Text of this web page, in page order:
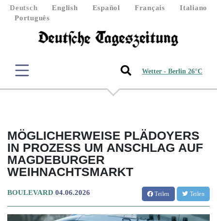
Deutsch English Español Français
Italiano
Português
Wetter - Berlin 26°C
MÖGLICHERWEISE PLÄDOYERS
IN PROZESS UM ANSCHLAG AUF
MAGDEBURGER
WEIHNACHTSMARKT
BOULEVARD 04.06.2026 Teilen Teilen